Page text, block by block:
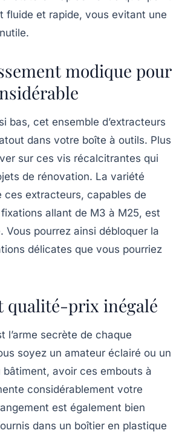
fluide et rapide, vous evitant une
modique pour
bas, cet ensemble d’extracteurs
dans votre boîte à outils. Plus
sur ces vis récalcitrantes qui
de rénovation. La variété
ces extracteurs, capables de
fixations allant de M3 à M25, est
Vous pourrez ainsi débloquer la
délicates que vous pourriez
qualité-prix inégalé
l’arme secrète de chaque
soyez un amateur éclairé ou un
bâtiment, avoir ces embouts à
considérablement votre
est également bien
dans un boîtier en plastique